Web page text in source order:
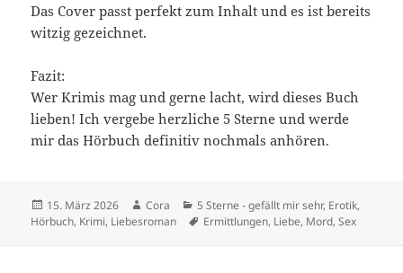
Das Cover passt perfekt zum Inhalt und es ist bereits
witzig gezeichnet.
Fazit:
Wer Krimis mag und gerne lacht, wird dieses Buch
lieben! Ich vergebe herzliche 5 Sterne und werde
mir das Hörbuch definitiv nochmals anhören.
Veröffentlicht
am
15. März 2026 Autor
Cora Kategorien
5 Sterne - gefällt mir sehr, Erotik,
Hörbuch, Krimi, Liebesroman Schlagwörter
Ermittlungen, Liebe, Mord,Sex